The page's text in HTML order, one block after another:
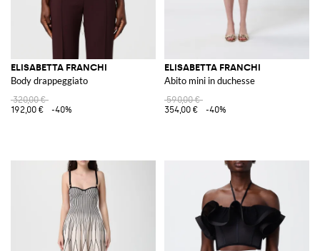
ELISABETTA FRANCHI
Body drappeggiato
320,00 €
192,00 €
-40%
ELISABETTA FRANCHI
Abito mini in duchesse
590,00 €
354,00 €
-40%